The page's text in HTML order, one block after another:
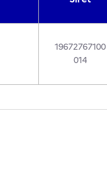
19672767100
014